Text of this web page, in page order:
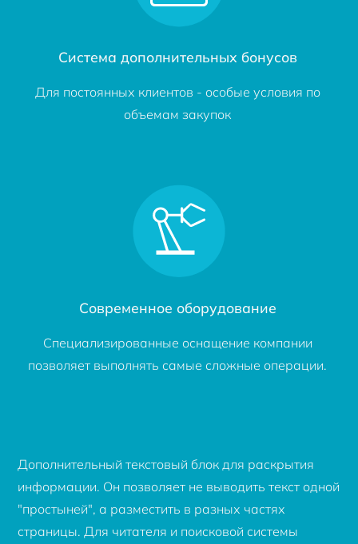
Система дополнительных бонусов
Для постоянных клиентов - особые условия по
объемам закупок
Современное оборудование
Специализированные оснащение компании
позволяет выполнять самые сложные операции.
Дополнительный текстовый блок для раскрытия
информации. Он позволяет не выводить текст одной
"простыней", а разместить в разных частях
страницы. Для читателя и поисковой системы